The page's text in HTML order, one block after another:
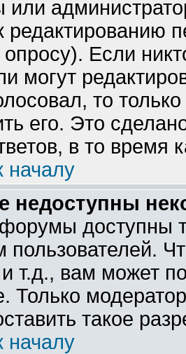
или
редактированию
опросу). Если
могут
то
его. Это
в то время
началу
недоступны
доступны
пользователей.
т.д., вам может
Только
такое
началу